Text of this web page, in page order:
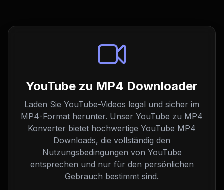
YouTube zu MP4 Downloader
Laden Sie YouTube-Videos legal und sicher im
MP4-Format herunter. Unser YouTube zu MP4
Konverter bietet hochwertige YouTube MP4
Downloads, die vollständig den
Nutzungsbedingungen von YouTube
entsprechen und nur für den persönlichen
Gebrauch bestimmt sind.